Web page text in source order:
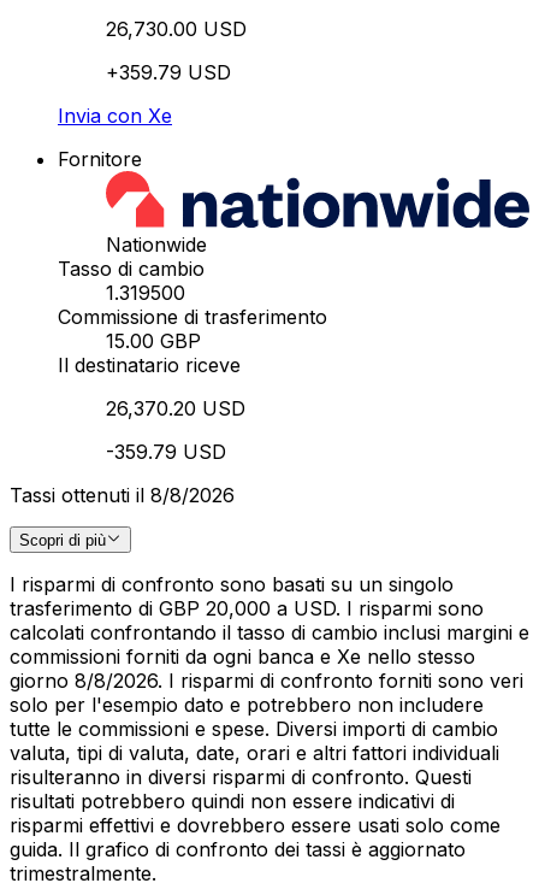
26,730.00 USD
+359.79 USD
Invia con Xe
Fornitore
Nationwide
Tasso di cambio
1.319500
Commissione di trasferimento
15.00 GBP
Il destinatario riceve
26,370.20 USD
-359.79 USD
Tassi ottenuti il 8/8/2026
Scopri di più
I risparmi di confronto sono basati su un singolo
trasferimento di GBP 20,000 a USD. I risparmi sono
calcolati confrontando il tasso di cambio inclusi margini e
commissioni forniti da ogni banca e Xe nello stesso
giorno 8/8/2026. I risparmi di confronto forniti sono veri
solo per l'esempio dato e potrebbero non includere
tutte le commissioni e spese. Diversi importi di cambio
valuta, tipi di valuta, date, orari e altri fattori individuali
risulteranno in diversi risparmi di confronto. Questi
risultati potrebbero quindi non essere indicativi di
risparmi effettivi e dovrebbero essere usati solo come
guida. Il grafico di confronto dei tassi è aggiornato
trimestralmente.